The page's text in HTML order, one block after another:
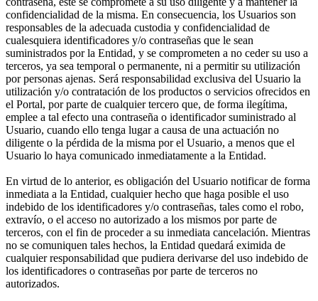
confidencialidad de la misma. En consecuencia, los Usuarios son
responsables de la adecuada custodia y confidencialidad de
cualesquiera identificadores y/o contraseñas que le sean
suministrados por la Entidad, y se comprometen a no ceder su uso a
terceros, ya sea temporal o permanente, ni a permitir su utilización
por personas ajenas. Será responsabilidad exclusiva del Usuario la
utilización y/o contratación de los productos o servicios ofrecidos en
el Portal, por parte de cualquier tercero que, de forma ilegítima,
emplee a tal efecto una contraseña o identificador suministrado al
Usuario, cuando ello tenga lugar a causa de una actuación no
diligente o la pérdida de la misma por el Usuario, a menos que el
Usuario lo haya comunicado inmediatamente a la Entidad.
En virtud de lo anterior, es obligación del Usuario notificar de forma
inmediata a la Entidad, cualquier hecho que haga posible el uso
indebido de los identificadores y/o contraseñas, tales como el robo,
extravío, o el acceso no autorizado a los mismos por parte de
terceros, con el fin de proceder a su inmediata cancelación. Mientras
no se comuniquen tales hechos, la Entidad quedará eximida de
cualquier responsabilidad que pudiera derivarse del uso indebido de
los identificadores o contraseñas por parte de terceros no
autorizados.